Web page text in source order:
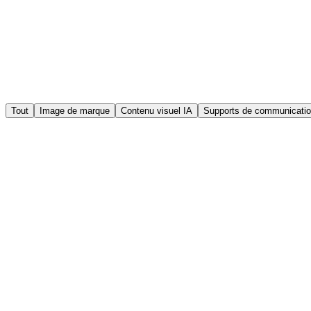
Tout Image de marque Contenu visuel IA Supports de